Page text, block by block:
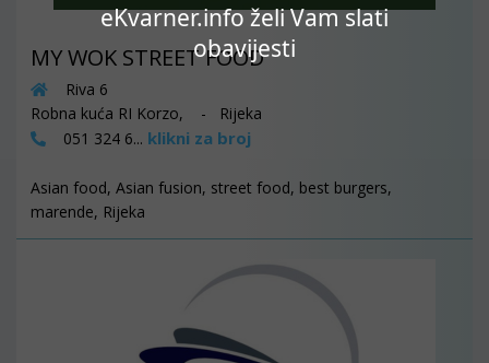
eKvarner.info želi Vam slati
obavijesti
MY WOK STREET FOOD
Riva 6
Robna kuća RI Korzo, - Rijeka
051 324 6... klikni za broj
Asian food, Asian fusion, street food, best burgers,
marende, Rijeka